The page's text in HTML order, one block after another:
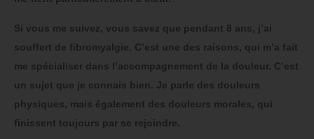
Si vous me suivez, vous savez que pendant 8 ans, j’ai
souffert de fibromyalgie. C’est une des raisons, qui m’a fait
me spécialiser dans l’accompagnement de la douleur. C’est
un sujet que je connais bien. Je parle des douleurs
physiques, mais également des douleurs morales, qui
finissent toujours par se rejoindre.